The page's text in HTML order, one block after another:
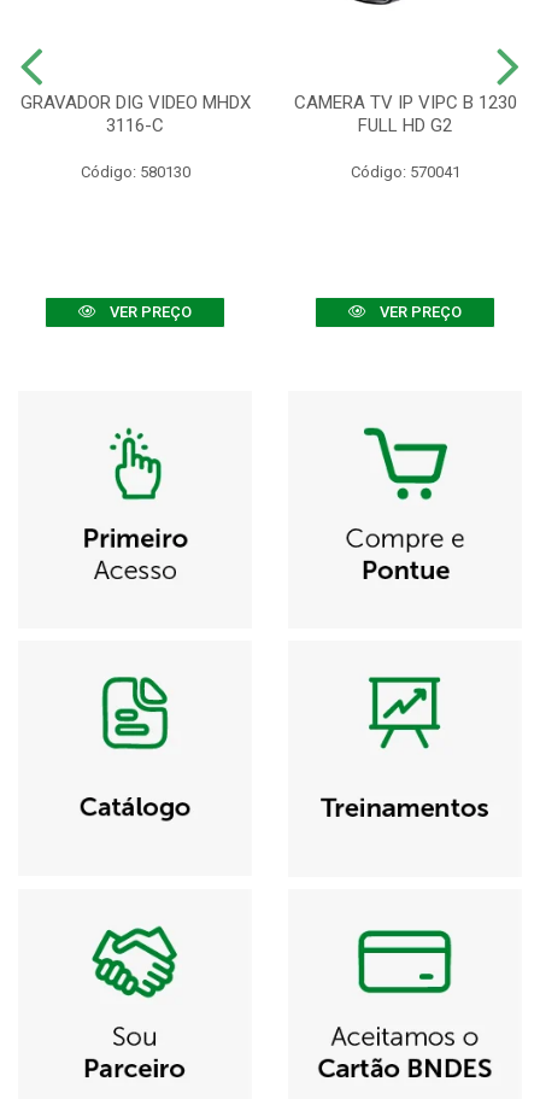
GRAVADOR DIG VIDEO MHDX
3116-C
Código: 580130
VER PREÇO
CAMERA TV IP VIPC B 1230
FULL HD G2
Código: 570041
VER PREÇO